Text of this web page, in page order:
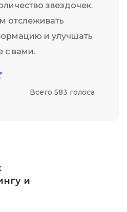
звездочек.
отслеживать
и улучшать
с вами.
Всего 583 голоса
и